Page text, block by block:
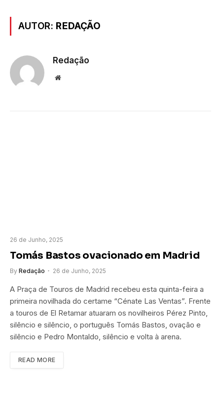
AUTOR: REDAÇÃO
Redação
Website
26 de Junho, 2025
Tomás Bastos ovacionado em Madrid
By Redação 26 de Junho, 2025
A Praça de Touros de Madrid recebeu esta quinta-feira a
primeira novilhada do certame “Cénate Las Ventas”. Frente
a touros de El Retamar atuaram os novilheiros Pérez Pinto,
silêncio e silêncio, o português Tomás Bastos, ovação e
silêncio e Pedro Montaldo, silêncio e volta à arena.
READ MORE